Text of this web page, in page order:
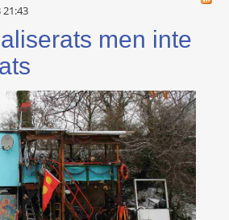
men inte